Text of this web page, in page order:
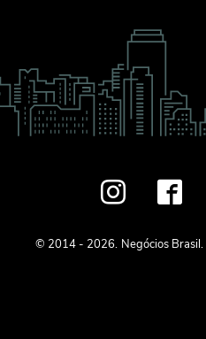
© 2014 - 2026. Negócios Brasil.